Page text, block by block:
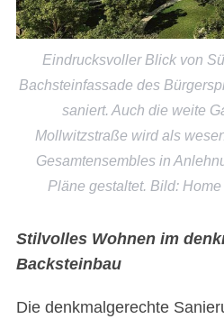
Eindrucksvoller Blick von
Bachsteinfassade des
saniert. Auch die weite
Mollwitzstraße wird als
Gesamtensembles in
Pläne gestaltet. Bild:
Stilvolles Wohnen im
Backsteinbau
Die denkmalgerechte